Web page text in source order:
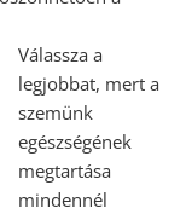
Válassza a
legjobbat, mert a
szemünk
egészségének
megtartása
mindennél